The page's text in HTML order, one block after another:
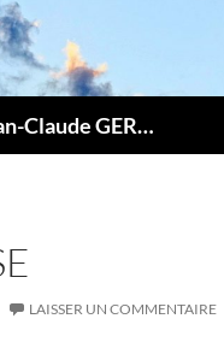
Regardauvergne – Gaël Jean-Claude GERARD
LAISSER UN COMMENTAIRE